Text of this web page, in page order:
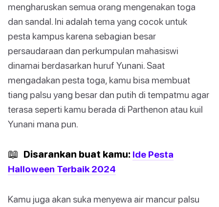
mengharuskan semua orang mengenakan toga
dan sandal. Ini adalah tema yang cocok untuk
pesta kampus karena sebagian besar
persaudaraan dan perkumpulan mahasiswi
dinamai berdasarkan huruf Yunani. Saat
mengadakan pesta toga, kamu bisa membuat
tiang palsu yang besar dan putih di tempatmu agar
terasa seperti kamu berada di Parthenon atau kuil
Yunani mana pun.
📖 Disarankan buat kamu: Ide Pesta
Halloween Terbaik 2024
Kamu juga akan suka menyewa air mancur palsu